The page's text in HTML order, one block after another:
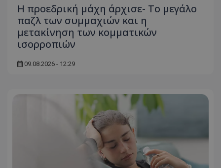
Η προεδρική μάχη άρχισε- Το μεγάλο
παζλ των συμμαχιών και η
μετακίνηση των κομματικών
ισορροπιών
09.08.2026 - 12:29